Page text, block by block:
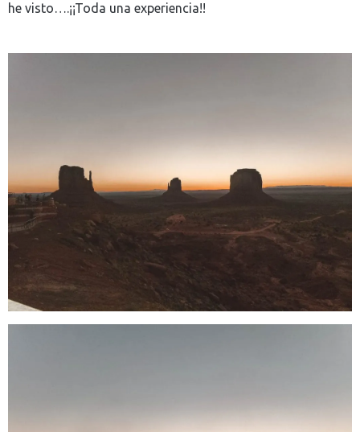
he visto….¡¡Toda una experiencia!!